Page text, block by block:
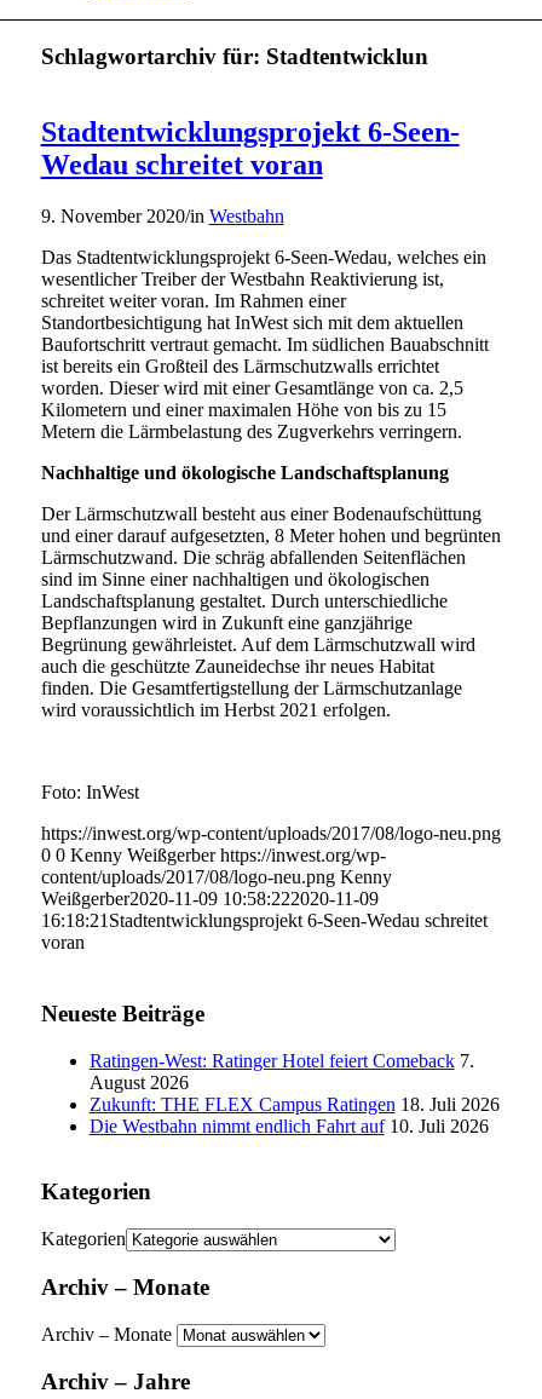
Schlagwortarchiv für: Stadtentwicklun
Stadtentwicklungsprojekt 6-Seen-
Wedau schreitet voran
9. November 2020/in Westbahn
Das Stadtentwicklungsprojekt 6-Seen-Wedau, welches ein
wesentlicher Treiber der Westbahn Reaktivierung ist,
schreitet weiter voran. Im Rahmen einer
Standortbesichtigung hat InWest sich mit dem aktuellen
Baufortschritt vertraut gemacht. Im südlichen Bauabschnitt
ist bereits ein Großteil des Lärmschutzwalls errichtet
worden. Dieser wird mit einer Gesamtlänge von ca. 2,5
Kilometern und einer maximalen Höhe von bis zu 15
Metern die Lärmbelastung des Zugverkehrs verringern.
Nachhaltige und ökologische Landschaftsplanung
Der Lärmschutzwall besteht aus einer Bodenaufschüttung
und einer darauf aufgesetzten, 8 Meter hohen und begrünten
Lärmschutzwand. Die schräg abfallenden Seitenflächen
sind im Sinne einer nachhaltigen und ökologischen
Landschaftsplanung gestaltet. Durch unterschiedliche
Bepflanzungen wird in Zukunft eine ganzjährige
Begrünung gewährleistet. Auf dem Lärmschutzwall wird
auch die geschützte Zauneidechse ihr neues Habitat
finden. Die Gesamtfertigstellung der Lärmschutzanlage
wird voraussichtlich im Herbst 2021 erfolgen.
Foto: InWest
https://inwest.org/wp-content/uploads/2017/08/logo-neu.png
0 0 Kenny Weißgerber https://inwest.org/wp-
content/uploads/2017/08/logo-neu.png Kenny
Weißgerber2020-11-09 10:58:222020-11-09
16:18:21 Stadtentwicklungsprojekt 6-Seen-Wedau schreitet
voran
Neueste Beiträge
Ratingen-West: Ratinger Hotel feiert Comeback 7.
August 2026
Zukunft: THE FLEX Campus Ratingen 18. Juli 2026
Die Westbahn nimmt endlich Fahrt auf 10. Juli 2026
Kategorien
Kategorien
Archiv – Monate
Archiv – Monate
Archiv – Jahre